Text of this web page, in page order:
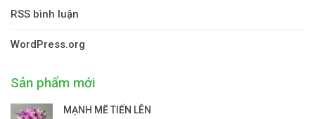
RSS bình luận
WordPress.org
Sản phẩm mới
MẠNH MẼ TIẾN LÊN